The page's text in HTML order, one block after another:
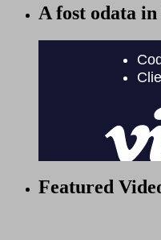
A fost odata
Featured